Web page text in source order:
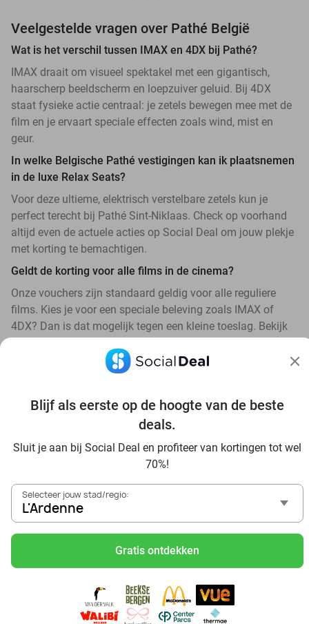
Blijf als eerste op de hoogte van de beste
deals.
Sluit je aan bij Social Deal en profiteer van kortingen tot wel
70%!
Selecteer jouw stad/regio:
L'Ardenne
Gratis ontdekken
Veelgestelde vragen over Pathé België
Wat is het verschil tussen IMAX en 4DX bij Pathé?
IMAX draait om visueel spektakel met een gigantisch,
haarscherp beeldscherm en loepzuiver geluid. Bij 4DX
staat fysieke actie centraal: je zetels bewegen mee met de
film en je ervaart speciale effecten zoals wind, mist en
geur.
In welke Belgische Pathé vestigingen kan ik plaatsnemen
in de luxe Relax Seats?
Voor deze ultieme, elektrisch verstelbare zetels kun je
perfect terecht bij Pathé Sint-Niklaas. Check op voorhand
altijd even de actuele acties op Social Deal om jouw plekje
met korting te bemachtigen.
Geldt de korting voor alle films in de cinema?
Onze vouchers zijn standaard geldig voor alle reguliere
films. Kies je voor een speciale beleving zoals IMAX of
4DX? Dan is dat mogelijk tegen een kleine toeslag. Bekijk
Ontdek alle topdeals in jouw omgeving
Voordelig genieten in L'Ardenne: haal deal-inspiratie uit
Mangez des sushis à L'Ardenne
Mangez à volonté à L'Ardenne